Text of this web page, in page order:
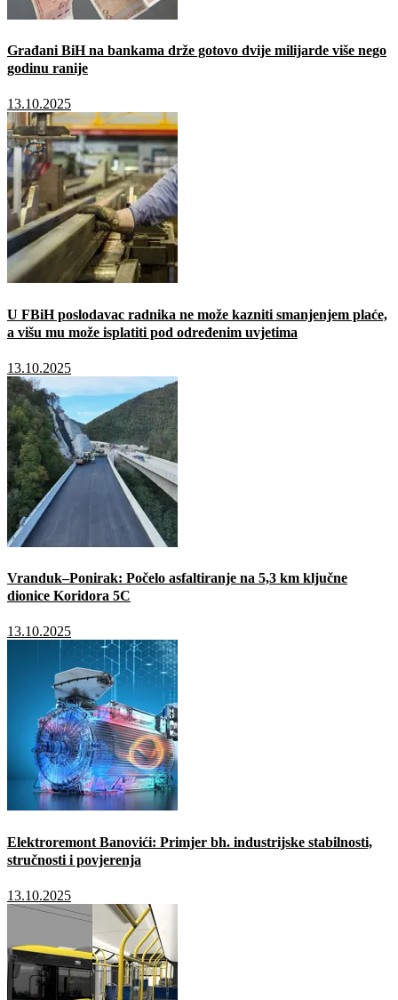
Građani BiH na bankama drže gotovo dvije milijarde više nego
godinu ranije
13.10.2025
U FBiH poslodavac radnika ne može kazniti smanjenjem plaće,
a višu mu može isplatiti pod određenim uvjetima
13.10.2025
Vranduk–Ponirak: Počelo asfaltiranje na 5,3 km ključne
dionice Koridora 5C
13.10.2025
Elektroremont Banovići: Primjer bh. industrijske stabilnosti,
stručnosti i povjerenja
13.10.2025